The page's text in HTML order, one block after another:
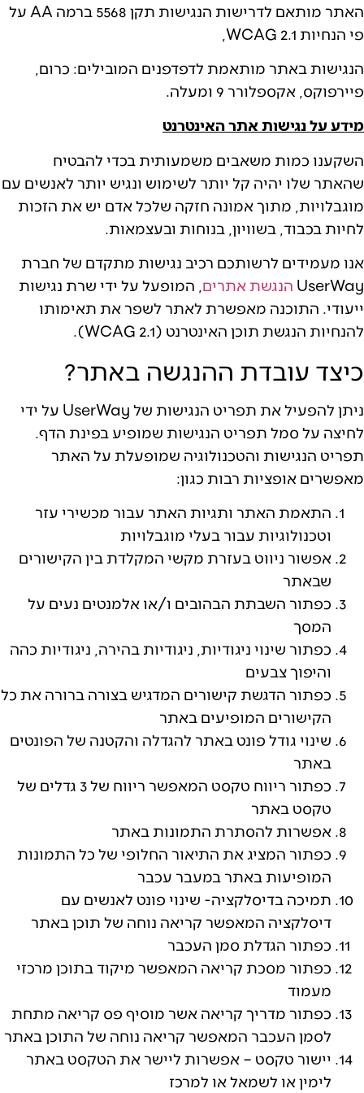
האתר מותאם לדרישות הנגישות תקן 5568 ברמה AA על
פי הנחיות WCAG 2.1,
הנגישות באתר מותאמת לדפדפנים המובילים: כרום,
פיירפוקס, אקספלורר 9 ומעלה.
מידע על נגישות אתר האינטרנט
השקענו כמות משאבים משמעותית בכדי להבטיח
שהאתר שלו יהיה קל יותר לשימוש ונגיש יותר לאנשים עם
מוגבלויות, מתוך אמונה חזקה שלכל אדם יש את הזכות
לחיות בכבוד, בשוויון, בנוחות ובעצמאות.
אנו מעמידים לרשותכם רכיב נגישות מתקדם של חברת
UserWay הנגשת אתרים , המופעל על ידי שרת נגישות
ייעודי. התוכנה מאפשרת לאתר לשפר את תאימותו
להנחיות הנגשת תוכן האינטרנט (WCAG 2.1).
כיצד עובדת ההנגשה באתר?
ניתן להפעיל את תפריט הנגישות של UserWay על ידי
לחיצה על סמל תפריט הנגישות שמופיע בפינת הדף.
תפריט הנגישות והטכנולוגיה שמופעלת על האתר
מאפשרים אופציות רבות כגון:
התאמת האתר ותגיות האתר עבור מכשירי עזר
וטכנולוגיות עבור בעלי מוגבלויות
אפשור ניווט בעזרת מקשי המקלדת בין הקישורים
שבאתר
כפתור השבתת הבהובים ו/או אלמנטים נעים על
המסך
כפתור שינוי ניגודיות, ניגודיות בהירה, ניגודיות כהה
והיפוך צבעים
כפתור הדגשת קישורים המדגיש בצורה ברורה את כל
הקישורים המופיעים באתר
שינוי גודל פונט באתר להגדלה והקטנה של הפונטים
באתר
כפתור ריווח טקסט המאפשר ריווח של 3 גדלים של
טקסט באתר
אפשרות להסתרת התמונות באתר
כפתור המציג את התיאור החלופי של כל התמונות
המופיעות באתר במעבר עכבר
תמיכה בדיסלקציה- שינוי פונט לאנשים עם
דיסלקציה המאפשר קריאה נוחה של תוכן באתר
כפתור הגדלת סמן העכבר
כפתור מסכת קריאה המאפשר מיקוד בתוכן מרכזי
מעמוד
כפתור מדריך קריאה אשר מוסיף פס קריאה מתחת
לסמן העכבר המאפשר קריאה נוחה של התוכן באתר
יישור טקסט – אפשרות ליישר את הטקסט באתר
לימין או לשמאל או למרכז